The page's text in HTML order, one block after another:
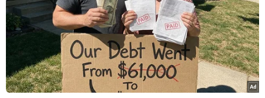
phát triển chậm lại.